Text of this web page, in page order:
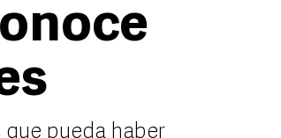
pueda haber